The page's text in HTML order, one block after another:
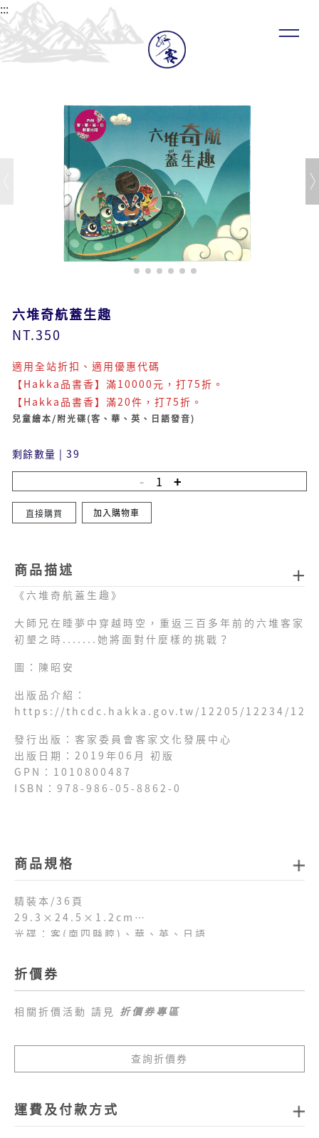
:::
六堆奇航蓋生趣
NT.350
適用全站折扣、適用優惠代碼
【Hakka品書香】滿10000元，打75折。
【Hakka品書香】滿20件，打75折。
兒童繪本/附光碟(客、華、英、日語發音)
剩餘數量 | 39
直接購買 加入購物車
商品描述
《六堆奇航蓋生趣》
大師兄在睡夢中穿越時空，重返三百多年前的六堆客家
初墾之時.......她將面對什麼樣的挑戰？
圖：陳昭安
出版品介紹：
https://thcdc.hakka.gov.tw/12205/12234/
發行出版：客家委員會客家文化發展中心
出版日期：2019年06月 初版
GPN：1010800487
ISBN：978-986-05-8862-0
商品規格
精裝本/36頁
29.3×24.5×1.2cm
光碟：客(南四縣腔)、華、英、日語
折價券
相關折價活動 請見 折價券專區
查詢折價券
運費及付款方式